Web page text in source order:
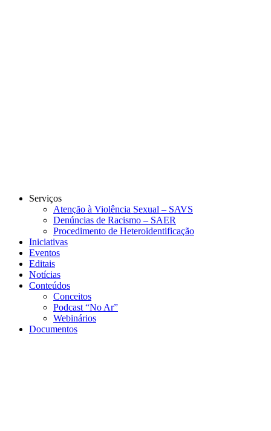
Serviços
Atenção à Violência Sexual – SAVS
Denúncias de Racismo – SAER
Procedimento de Heteroidentificação
Iniciativas
Eventos
Editais
Notícias
Conteúdos
Conceitos
Podcast “No Ar”
Webinários
Documentos